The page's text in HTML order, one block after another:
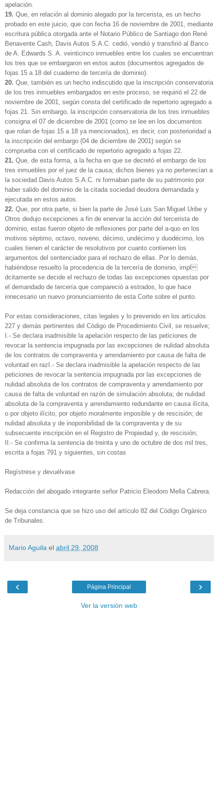
apelación.
19. Que, en relación al dominio alegado por la tercerista, es un hecho
probado en este juicio, que con fecha 16 de noviembre de 2001, mediante
escritura pública otorgada ante el Notario Público de Santiago don René
Benavente Cash, Davis Autos S.A.C. cedió, vendió y transfirió al Banco
de A. Edwards S. A. veinticinco inmuebles entre los cuales se encuentran
los tres que se embargaron en estos autos (documentos agregados de
fojas 15 a 18 del cuaderno de tercería de dominio).
20. Que, también es un hecho indiscutido que la inscripción conservatoria
de los tres inmuebles embargados en este proceso, se requirió el 22 de
noviembre de 2001, según consta del certificado de repertorio agregado a
fojas 21. Sin embargo, la inscripción conservatoria de los tres inmuebles
consigna el 07 de diciembre de 2001 (como se lee en los documentos
que rolan de fojas 15 a 18 ya mencionados), es decir, con posterioridad a
la inscripción del embargo (04 de diciembre de 2001) según se
comprueba con el certificado de repertorio agregado a fojas 22.
21. Que, de esta forma, a la fecha en que se decretó el embargo de los
tres inmuebles por el juez de la causa; dichos bienes ya no pertenecían a
la sociedad Davis Autos S.A.C. ni formaban parte de su patrimonio por
haber salido del dominio de la citada sociedad deudora demandada y
ejecutada en estos autos.
22. Que, por otra parte, si bien la parte de José Luis San Miguel Uribe y
Otros dedujo excepciones a fin de enervar la acción del tercerista de
dominio, estas fueron objeto de reflexiones por parte del a-quo en los
motivos séptimo, octavo, noveno, décimo, undécimo y duodécimo, los
cuales tienen el carácter de resolutivos por cuanto contienen los
argumentos del sentenciador para el rechazo de ellas. Por lo demás,
habiéndose resuelto la procedencia de la tercería de dominio, impl
dcitamente se decide el rechazo de todas las excepciones opuestas por
el demandado de tercería que compareció a estrados, lo que hace
innecesario un nuevo pronunciamiento de esta Corte sobre el punto.
Por estas consideraciones, citas legales y lo prevenido en los artículos
227 y demás pertinentes del Código de Procedimiento Civil, se resuelve;
I.- Se declara inadmisible la apelación respecto de las peticiones de
revocar la sentencia impugnada por las excepciones de nulidad absoluta
de los contratos de compraventa y arrendamiento por causa de falta de
voluntad en razI.- Se declara inadmisible la apelación respecto de las
peticiones de revocar la sentencia impugnada por las excepciones de
nulidad absoluta de los contratos de compraventa y arrendamiento por
causa de falta de voluntad en razón de simulación absoluta; de nulidad
absoluta de la compraventa y arrendamiento redundante en causa ilícita,
o por objeto ilícito, por objeto moralmente imposible y de rescisión; de
nulidad absoluta y de inoponibilidad de la compraventa y de su
subsecuente inscripción en el Registro de Propiedad y, de rescisión;
II.- Se confirma la sentencia de treinta y uno de octubre de dos mil tres,
escrita a fojas 791 y siguientes, sin costas
Regístrese y devuélvase
Redacción del abogado integrante señor Patricio Eleodoro Mella Cabrera.
Se deja constancia que se hizo uso del artículo 82 del Código Orgánico
de Tribunales.
Mario Aguila el abril 29, 2008
‹ ›
Página Principal
Ver la versión web